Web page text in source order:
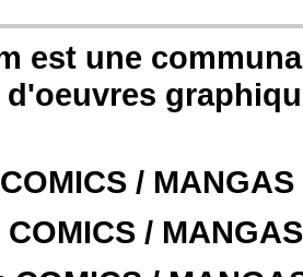
est une
/
COMICS /